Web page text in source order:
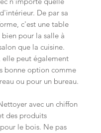
De par sa
c'est une table
bien pour la salle à
que la cuisine.
elle peut également
bonne option comme
ou pour un bureau.
avec un chiffon
des produits
le bois. Ne pas